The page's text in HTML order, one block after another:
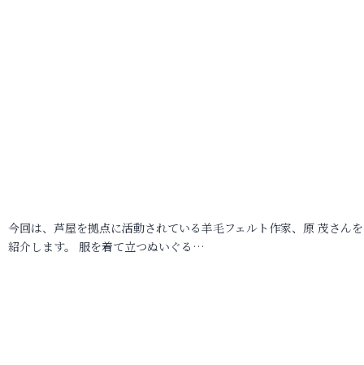
今回は、芦屋を拠点に活動されている羊毛フェルト作家、原 茂さん
紹介します。 服を着て立つぬいぐる…